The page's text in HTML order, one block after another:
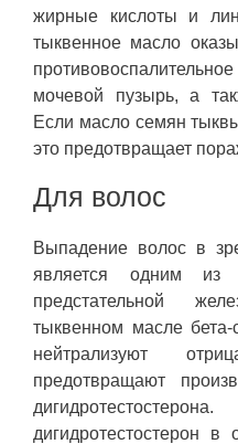
жирные кислоты и
тыквенное масло
мочевой пузырь, а
Если масло семян
это предотвращает
Для волос
Выпадение волос в
является одним из
предстательной
тыквенном масле бета-
нейтрализуют
предотвращают
дигидротестостерон в